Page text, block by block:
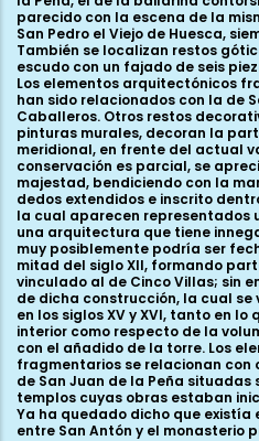
parecido con la escena de la
San Pedro el Viejo de Huesca,
También se localizan restos
escudo con un fajado de seis
Los elementos arquitectónicos
han sido relacionados con la de
Caballeros. Otros restos
pinturas murales, decoran la
meridional, en frente del actual
conservación es parcial, se
majestad, bendiciendo con la
dedos extendidos e inscrito
la cual aparecen representados
una arquitectura que tiene
muy posiblemente podría ser
mitad del siglo XII, formando
vinculado al de Cinco Villas; sin
de dicha construcción, la cual
en los siglos XV y XVI, tanto en
interior como respecto de la
con el añadido de la torre. Los
fragmentarios se relacionan con
de San Juan de la Peña situadas
templos cuyas obras estaban
Ya ha quedado dicho que existía
entre San Antón y el monasterio